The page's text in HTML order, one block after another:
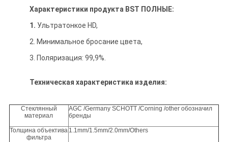
Характеристики продукта BST ПОЛНЫЕ:
1. Ультратонкое HD,
2. Минимальное бросание цвета,
3. Поляризация: 99,9%.
Техническая характеристика изделия:
Стеклянный
материал
AGC /Germany SCHOTT /Corning /other обозначил
бренды
Толщина объектива
фильтра
1.1mm/1.5mm/2.0mm/Others